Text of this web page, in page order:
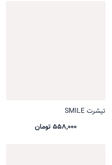
تیشرت SMILE
558,000 تومان